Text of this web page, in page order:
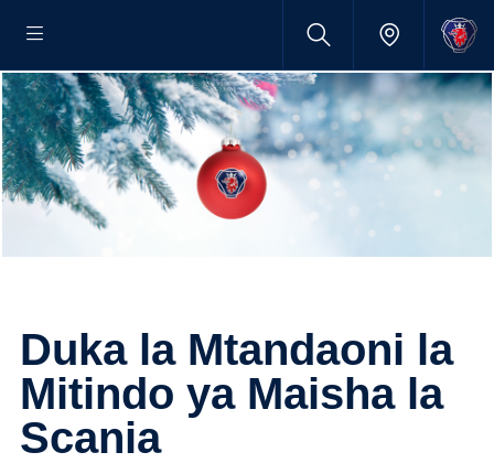
Duka la Mtandaoni la
Mitindo ya Maisha la
Scania